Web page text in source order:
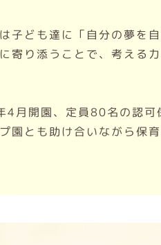
子ども達に「自分の夢を
寄り添うことで、考える
月開園、定員80名の認可
園とも助け合いながら保